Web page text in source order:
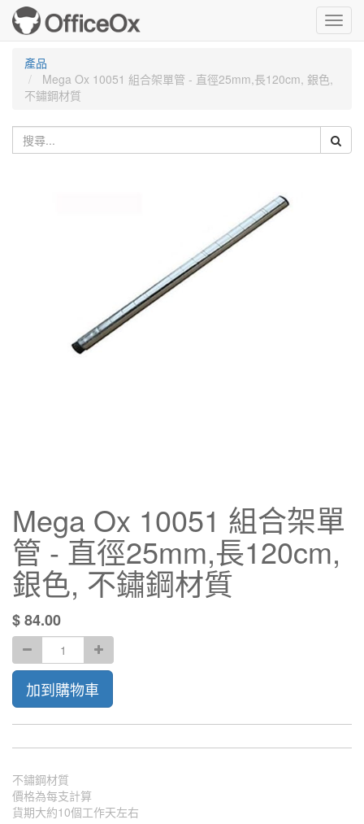
產品
Mega Ox 10051 組合架單管 - 直徑25mm,長120cm, 銀色,
不鏽鋼材質
Mega Ox 10051 組合架單
管 - 直徑25mm,長120cm,
銀色, 不鏽鋼材質
$84.00
加到購物車
不鏽鋼材質
價格為每支計算
貨期大約10個工作天左右